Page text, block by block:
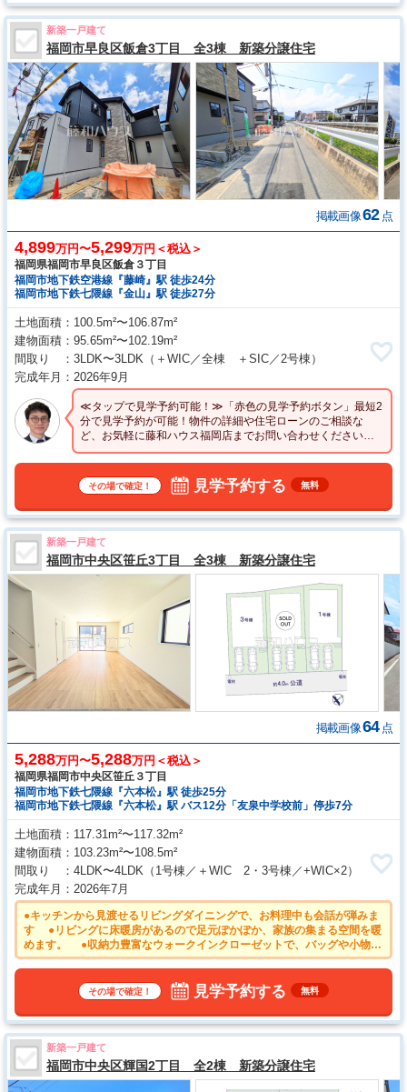
新築一戸建て
福岡市早良区飯倉3丁目 全3棟 新築分譲住宅
掲載画像62 点
4,899万円〜5,299万円＜税込＞
福岡県福岡市早良区飯倉３丁目
福岡市地下鉄空港線『藤崎』駅 徒歩24分
福岡市地下鉄七隈線『金山』駅 徒歩27分
土地面積
100.5m²〜106.87m²
建物面積
95.65m²〜102.19m²
間取り
3LDK〜3LDK （＋WIC／全棟 ＋SIC／2号棟）
完成年月
2026年9月
≪タップで見学予約可能！≫「赤色の見学予約ボタン」最短2
分で見学予約が可能！物件の詳細や住宅ローンのご相談な
ど、お気軽に藤和ハウス福岡店までお問い合わせください。
【お客様専用ダイヤル】0120-305-108
その場で確定！ 見学予約する 無料
新築一戸建て
福岡市中央区笹丘3丁目 全3棟 新築分譲住宅
掲載画像64 点
5,288万円〜5,288万円＜税込＞
福岡県福岡市中央区笹丘３丁目
福岡市地下鉄七隈線『六本松』駅 徒歩25分
福岡市地下鉄七隈線『六本松』駅 バス12分「友泉中学校前」停歩7分
土地面積
117.31m²〜117.32m²
建物面積
103.23m²〜108.5m²
間取り
4LDK〜4LDK （1号棟／＋WIC 2・3号棟／+WIC×2）
完成年月
2026年7月
●キッチンから見渡せるリビングダイニングで、お料理中も会話が弾みま
す ●リビングに床暖房があるので足元ぽかぽか、家族の集まる空間を暖
めます。 ●収納力豊富なウォークインクローゼットで、バッグや小物類
も片付きます。 ●食後の片付けもラクに、毎日の家事を時短できるよう
機付きユニットバスで洗濯物が乾かせます。
その場で確定！ 見学予約する 無料
新築一戸建て
福岡市中央区輝国2丁目 全2棟 新築分譲住宅